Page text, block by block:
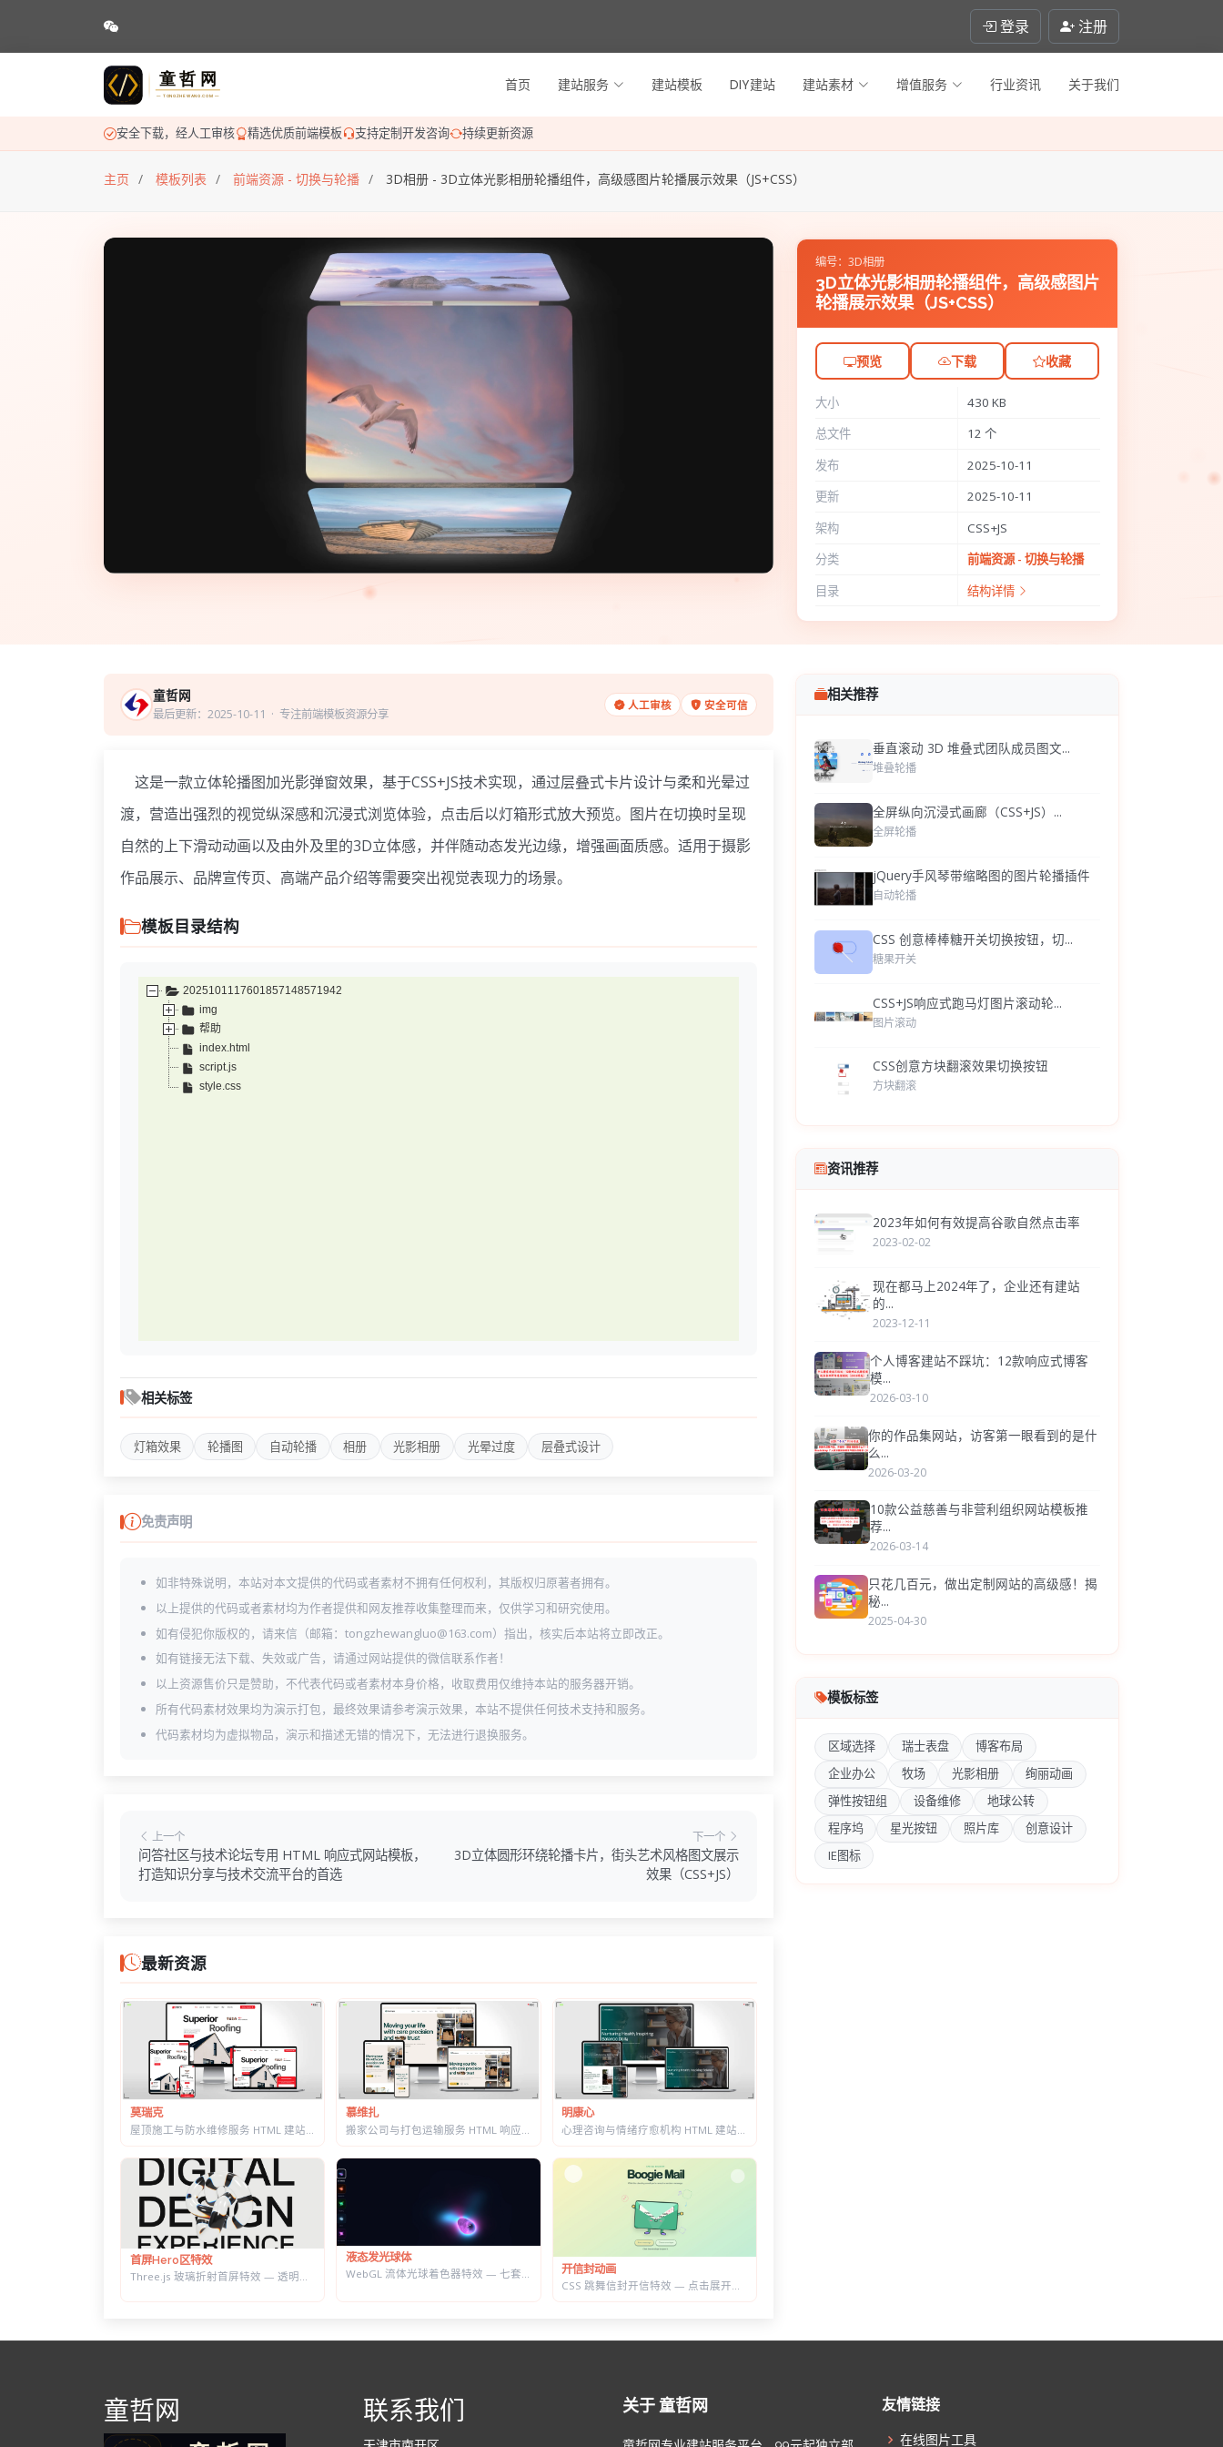
登录 注册
首页 建站服务 建站模板 DIY建站 建站素材 增值服务 行业资讯 关于我们
安全下载，经人工审核 精选优质前端模板 支持定制开发咨询 持续更新资源
主页 模板列表 前端资源 - 切换与轮播 3D相册 - 3D立体光影相册轮播组件，高级感图片轮播展示效果（JS+CSS）
编号：3D相册
3D立体光影相册轮播组件，高级感图片
轮播展示效果（JS+CSS）
预览 下载 收藏
大小
430 KB
总文件
12 个
发布
2025-10-11
更新
2025-10-11
架构
CSS+JS
分类
前端资源 - 切换与轮播
目录
结构详情
童哲网
最后更新：2025-10-11 · 专注前端模板资源分享
人工审核 安全可信
这是一款立体轮播图加光影弹窗效果，基于CSS+JS技术实现，通过层叠式卡片设计与柔和光晕过
渡，营造出强烈的视觉纵深感和沉浸式浏览体验， 点击后以灯箱形式放大预览。图片在切换时呈现
自然的上下滑动动画以及由外及里的3D立体感，并伴随动态发光边缘，增强画面质感。适用于摄影
作品展示、品牌宣传页、高端产品介绍等需要突出视觉表现力的场景。
模板目录结构
2025101117601857148571942
img
帮助
index.html
script.js
style.css
相关标签
灯箱效果 轮播图 自动轮播 相册 光影相册 光晕过度 层叠式设计
免责声明
如非特殊说明，本站对本文提供的代码或者素材不拥有任何权利，其版权归原著者拥有。
以上提供的代码或者素材均为作者提供和网友推荐收集整理而来，仅供学习和研究使用。
如有侵犯你版权的，请来信（邮箱：tongzhewangluo@163.com）指出，核实后本站将立即改正。
如有链接无法下载、失效或广告，请通过网站提供的微信联系作者！
以上资源售价只是赞助，不代表代码或者素材本身价格，收取费用仅维持本站的服务器开销。
所有代码素材效果均为演示打包，最终效果请参考演示效果，本站不提供任何技术支持和服务。
代码素材均为虚拟物品，演示和描述无错的情况下，无法进行退换服务。
上一个
问答社区与技术论坛专用 HTML 响应式网站模板，
打造知识分享与技术交流平台的首选
下一个
3D立体圆形环绕轮播卡片，街头艺术风格图文展示
效果（CSS+JS）
最新资源
莫瑞克
慕维扎
明康心
首屏Hero区特效
Three.js 玻璃折射首屏特效 — 透明扭结体扭曲大标题，随鼠标转动
液态发光球体
WebGL 流体光球着色器特效 — 七套预设配色，参数实时可调的液态发光球
开信封动画
CSS 跳舞信封开信特效 — 点击展开随机祝福语，带纸屑动画
相关推荐
垂直滚动 3D 堆叠式团队成员图文...
堆叠轮播
全屏纵向沉浸式画廊（CSS+JS）...
全屏轮播
jQuery手风琴带缩略图的图片轮播插件
自动轮播
CSS 创意棒棒糖开关切换按钮，切...
糖果开关
CSS+JS响应式跑马灯图片滚动轮...
图片滚动
CSS创意方块翻滚效果切换按钮
方块翻滚
资讯推荐
2023年如何有效提高谷歌自然点击率
2023-02-02
现在都马上2024年了，企业还有建站
的...
2023-12-11
个人博客建站不踩坑：12款响应式博客
模...
2026-03-10
你的作品集网站，访客第一眼看到的是什
么...
2026-03-20
10款公益慈善与非营利组织网站模板推
荐...
2026-03-14
只花几百元，做出定制网站的高级感！揭
秘...
2025-04-30
模板标签
区域选择 瑞士表盘
博客布局
企业办公
牧场 光影相册
绚丽动画
弹性按钮组
设备维修
地球公转
程序坞
星光按钮 照片库
创意设计
IE图标
童哲网 联系我们 关于 童哲网
友情链接
在线图片工具